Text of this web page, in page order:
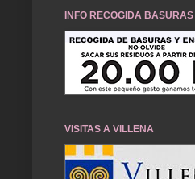
INFO RECOGIDA BASURAS
VISITAS A VILLENA